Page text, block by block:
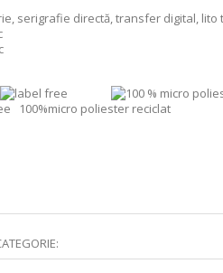
serigrafie directă, transfer digital,
100%micro poliester reciclat